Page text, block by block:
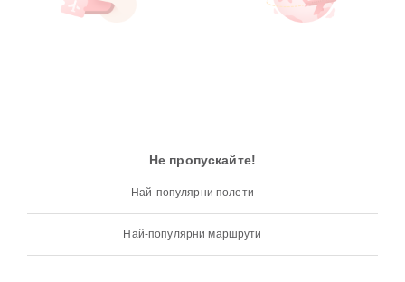
Не пропускайте!
Най-популярни полети
Най-популярни маршрути